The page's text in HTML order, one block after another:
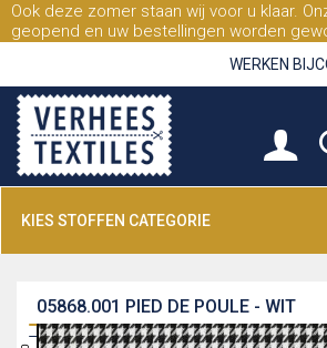
Ook deze zomer staan wij voor u klaar.
geopend en uw bestellingen worden
WERKEN BIJ
KIES STOFFEN CATEGORIE
PIED DE POULE - WIT
05868.001
31